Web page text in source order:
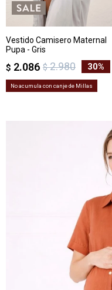
Vestido Camisero Maternal
Pupa - Gris
$ 2.086 $ 2.980 30
No acumula con canje de Millas